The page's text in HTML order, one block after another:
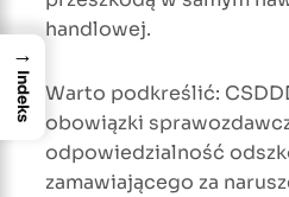
handlowej.
Warto podkreślić:
obowiązki
odpowiedzialność
zamawiającego za
→
Indeks